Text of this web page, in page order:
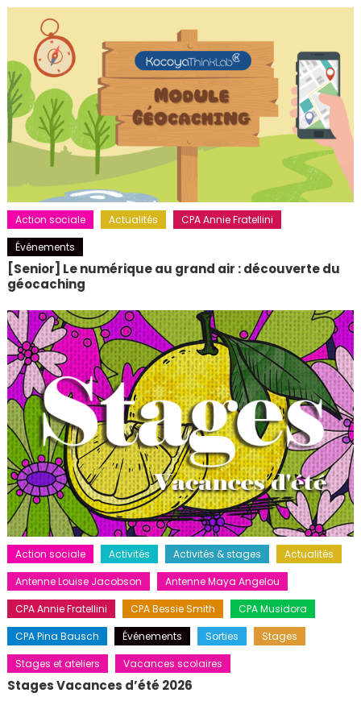
Action sociale Actualités
CPA Annie Fratellini
Événements
[Senior] Le numérique au grand air : découverte du
géocaching
Action sociale Activités Activités & stages
Actualités
Antenne Louise Jacobson
Antenne Maya Angelou
CPA Annie Fratellini
CPA Bessie Smith
CPA Musidora
CPA Pina Bausch
Événements Sorties
Stages
Stages et ateliers
Vacances scolaires
Stages Vacances d’été 2026